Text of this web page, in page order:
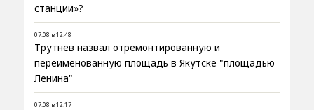
станции»?
07.08 в 12:48
Трутнев назвал отремонтированную и
переименованную площадь в Якутске "площадью
Ленина"
07.08 в 12:17